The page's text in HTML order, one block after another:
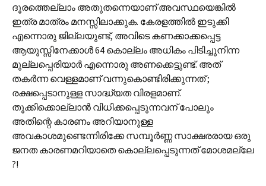
ദൂരത്തെല്ലാം അതുതന്നെയാണ് അവസ്ഥയെങ്കിൽ
ഇത്ര മാത്രം മനസ്സിലാക്കുക. കേരളത്തിൽ ഇടുക്കി
എന്നൊരു ജില്ലയുണ്ട്, അവിടെ കണക്കാക്കപ്പെട്ട
ആയുസ്സിനേക്കാൾ 64 കൊല്ലം അധികം പിടിച്ചുനിന്ന
മുല്ലപ്പെരിയാർ എന്നൊരു അണക്കെട്ടുണ്ട്. അത്
തകർന്ന വെള്ളമാണ് വന്നുകൊണ്ടിരിക്കുന്നത് ;
രക്ഷപ്പെടാനുള്ള സാദ്ധ്യത വിരളമാണ്.
തൂക്കിക്കൊല്ലാൻ വിധിക്കപ്പെടുന്നവന് പോലും
അതിന്റെ കാരണം അറിയാനുള്ള
അവകാശമുണ്ടെന്നിരിക്കേ സമ്പൂർണ്ണ സാക്ഷരരായ ഒരു
ജനത കാരണമറിയാതെ കൊല്ലപ്പെടുന്നത് മോശമല്ലേ
?!